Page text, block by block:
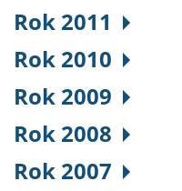
Rok 2011
Rok 2010
Rok 2009
Rok 2008
Rok 2007